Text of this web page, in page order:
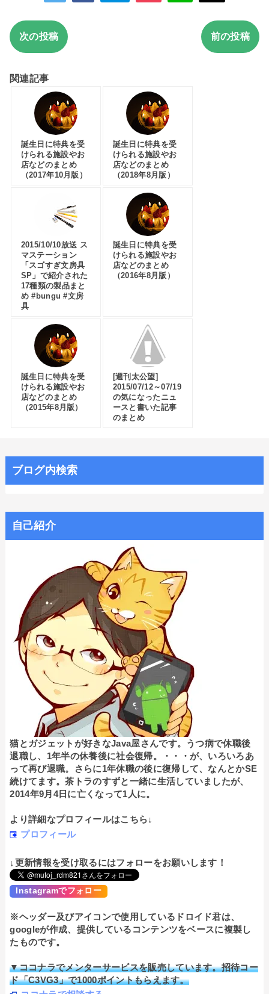
次の投稿 前の投稿
関連記事
誕生日に特典を受
けられる施設やお
店などのまとめ
（2017年10月版）
誕生日に特典を受
けられる施設やお
店などのまとめ
（2018年8月版）
2015/10/10放送 ス
マステーション
「スゴすぎ文房具
SP」で紹介された
17種類の製品まと
め #bungu #文房
具
誕生日に特典を受
けられる施設やお
店などのまとめ
（2016年8月版）
誕生日に特典を受
けられる施設やお
店などのまとめ
（2015年8月版）
[週刊太公望]
2015/07/12～07/19
の気になったニュ
ースと書いた記事
のまとめ
ブログ内検索
自己紹介
猫とガジェットが好きなJava屋さんです。うつ病で休職後
退職し、1年半の休養後に社会復帰。・・・が、いろいろあ
って再び退職。さらに1年休職の後に復帰して、なんとかSE
続けてます。茶トラのすずと一緒に生活していましたが、
2014年9月4日に亡くなって1人に。
より詳細なプロフィールはこちら↓
プロフィール
↓更新情報を受け取るにはフォローをお願いします！
Instagramでフォロー
※ヘッダー及びアイコンで使用しているドロイド君は、
googleが作成、提供しているコンテンツをベースに複製し
たものです。
▼ココナラでメンターサービスを販売しています。招待コー
ド「C3VG3」で1000ポイントもらえます。